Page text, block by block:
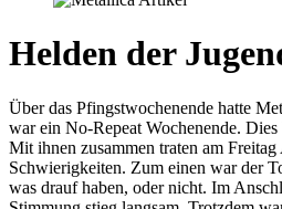
Helden der
Über das Pfingstwochenende hatte
war ein No-Repeat Wochenende.
Mit ihnen zusammen traten am
Schwierigkeiten. Zum einen war der
was drauf haben, oder nicht. Im